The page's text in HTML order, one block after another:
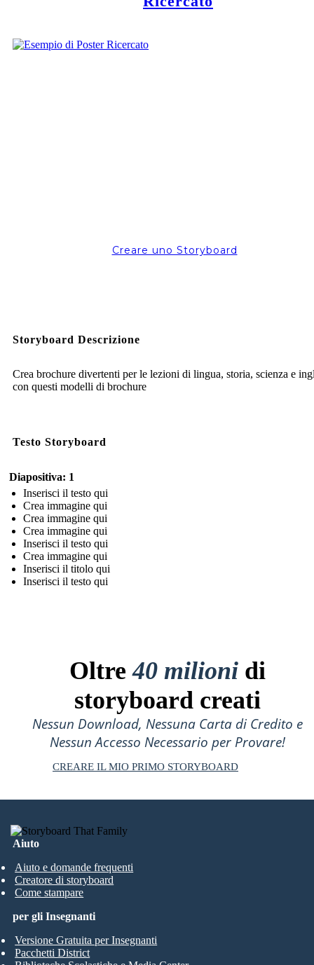
Creare uno Storyboard
Storyboard Descrizione
Crea brochure divertenti per le lezioni di lingua, storia, scienza e
con questi modelli di brochure
Testo Storyboard
Diapositiva: 1
Inserisci il testo qui
Crea immagine qui
Crea immagine qui
Crea immagine qui
Inserisci il testo qui
Crea immagine qui
Inserisci il titolo qui
Inserisci il testo qui
Oltre40 milioni di
storyboard creati
Nessun Download, Nessuna Carta di Credito e
Nessun Accesso Necessario per Provare!
CREARE IL MIO PRIMO STORYBOARD
Aiuto
Aiuto e domande frequenti
Creatore di storyboard
Come stampare
per gli Insegnanti
Versione Gratuita per Insegnanti
Pacchetti District